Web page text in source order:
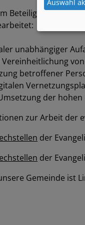
Beteiligungsforum
unabhängiger
betroffener
der
zur Arbeit der
der
der
Gemeinde ist
Auswahl